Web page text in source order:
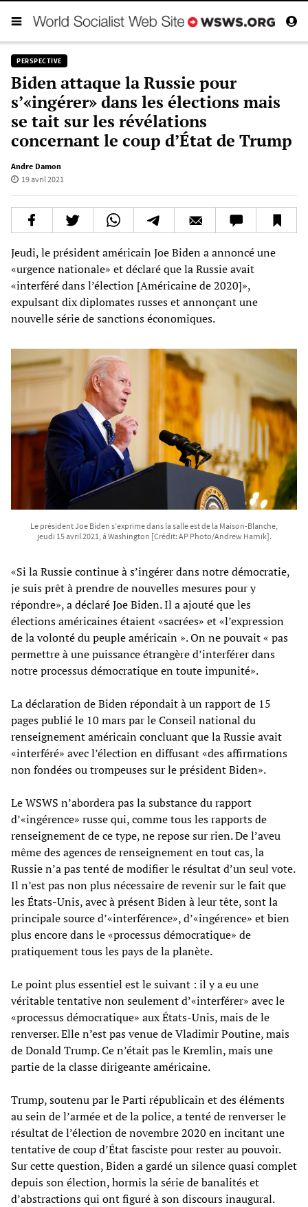
PERSPECTIVE
Biden attaque la Russie pour
s’«ingérer» dans les élections mais
se tait sur les révélations
concernant le coup d’État de Trump
Andre Damon
19 avril 2021
Jeudi, le président américain Joe Biden a annoncé une
«urgence nationale» et déclaré que la Russie avait
«interféré dans l’élection [Américaine de 2020]»,
expulsant dix diplomates russes et annonçant une
nouvelle série de sanctions économiques.
Le président Joe Biden s’exprime dans la salle est de la Maison-Blanche,
jeudi 15 avril 2021, à Washington [Crédit: AP Photo/Andrew Harnik].
«Si la Russie continue à s’ingérer dans notre démocratie,
je suis prêt à prendre de nouvelles mesures pour y
répondre», a déclaré Joe Biden. Il a ajouté que les
élections américaines étaient «sacrées» et «l’expression
de la volonté du peuple américain ». On ne pouvait « pas
permettre à une puissance étrangère d’interférer dans
notre processus démocratique en toute impunité».
La déclaration de Biden répondait à un rapport de 15
pages publié le 10 mars par le Conseil national du
renseignement américain concluant que la Russie avait
«interféré» avec l’élection en diffusant «des affirmations
non fondées ou trompeuses sur le président Biden».
Le WSWS n’abordera pas la substance du rapport
d’«ingérence» russe qui, comme tous les rapports de
renseignement de ce type, ne repose sur rien. De l’aveu
même des agences de renseignement en tout cas, la
Russie n’a pas tenté de modifier le résultat d’un seul vote.
Il n’est pas non plus nécessaire de revenir sur le fait que
les États-Unis, avec à présent Biden à leur tête, sont la
principale source d’«interférence», d’«ingérence» et bien
plus encore dans le «processus démocratique» de
pratiquement tous les pays de la planète.
Le point plus essentiel est le suivant : il y a eu une
véritable tentative non seulement d’«interférer» avec le
«processus démocratique» aux États-Unis, mais de le
renverser. Elle n’est pas venue de Vladimir Poutine, mais
de Donald Trump. Ce n’était pas le Kremlin, mais une
partie de la classe dirigeante américaine.
Trump, soutenu par le Parti républicain et des éléments
au sein de l’armée et de la police, a tenté de renverser le
résultat de l’élection de novembre 2020 en incitant une
tentative de coup d’État fasciste pour rester au pouvoir.
Sur cette question, Biden a gardé un silence quasi complet
depuis son élection, hormis la série de banalités et
d’abstractions qui ont figuré à son discours inaugural.